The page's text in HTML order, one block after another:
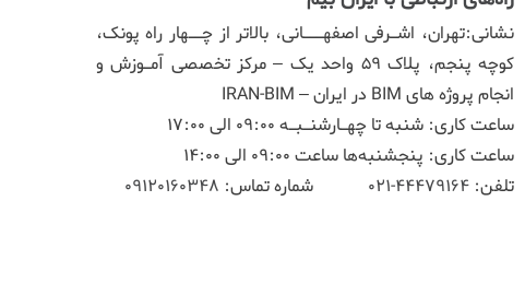
نشانی:تهران، اشـرفی اصفهـــانی، بالاتر از چــهار راه پونک،
کوچه پنجم، پلاک ۵۹ واحد یک – مرکز تخصصی آمـوزش و
انجام پروژه های BIM در ایران – IRAN-BIM
ساعت کاری: شنبه تا چهـارشنـبـه 09:00 الی 17:00
ساعت کاری: پنجشنبه‌ها ساعت 09:00 الی 14:00
تلفن: 44479164-021 شماره تماس: 09120160348